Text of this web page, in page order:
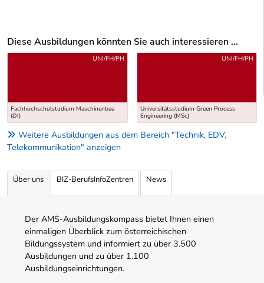
Diese Ausbildungen könnten Sie auch interessieren ...
Uber weitere Ausbildungsvorschläge
Fachhochschulstudium Maschinenbau
(DI)
UNI/FH/PH
Universitätsstudium Green Process
Engineering (MSc)
UNI/FH/PH
Weitere Ausbildungen aus dem Bereich "Technik, EDV,
Telekommunikation" anzeigen
Über uns BIZ-BerufsInfoZentren News
Der AMS-Ausbildungskompass bietet Ihnen einen
einmaligen Überblick zum österreichischen
Bildungssystem und informiert zu über 3.500
Ausbildungen und zu über 1.100
Ausbildungseinrichtungen.